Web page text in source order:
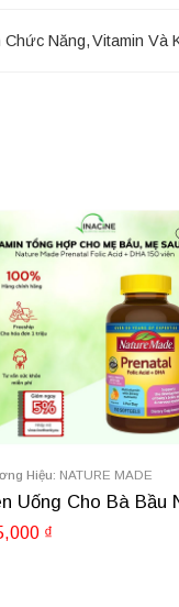
Chức Năng,Vitamin Và
Hiệu: NATURE MADE
₫